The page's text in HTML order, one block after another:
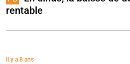
rentable
Il y a 8 ans